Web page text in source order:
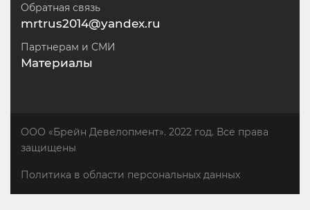
Обратная связь
mrtrus2014@yandex.ru
Партнерам и СМИ
Материалы
ООО «Брейн Девелопмент». 2022 год. Все права
защищены
Политика в области персональных данных